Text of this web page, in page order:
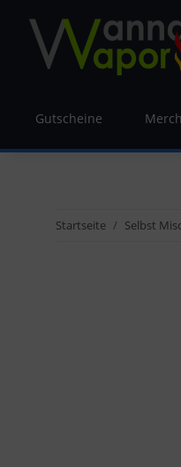
Gutscheine
Startseite Selbst